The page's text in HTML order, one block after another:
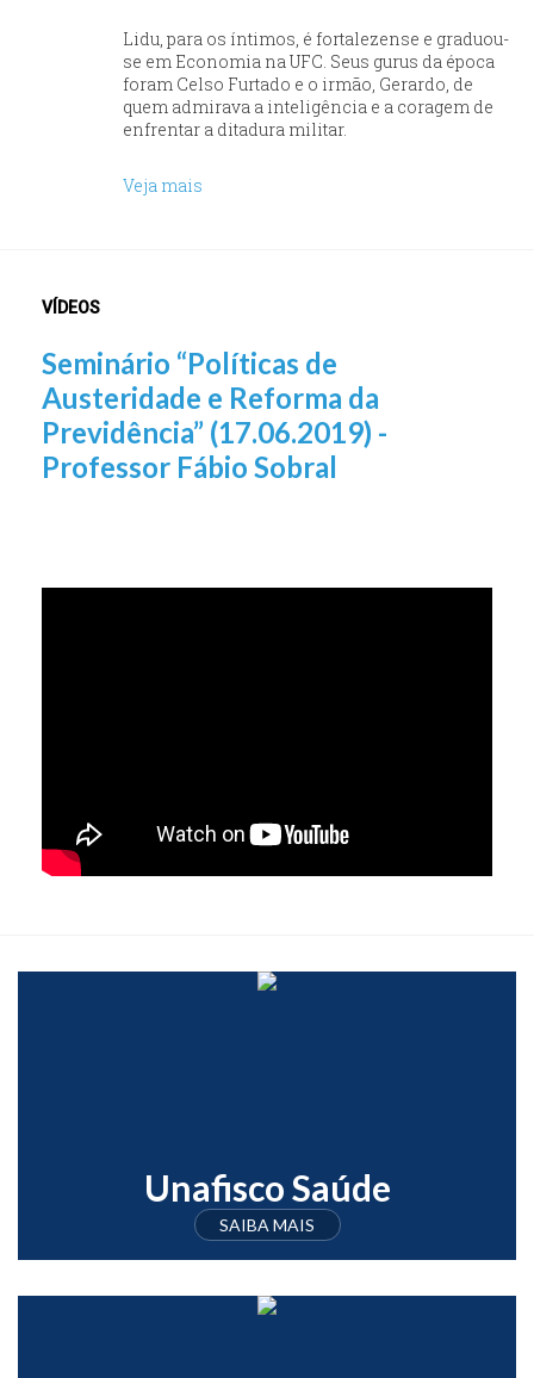
Lidu, para os íntimos, é fortalezense e graduou-
se em Economia na UFC. Seus gurus da época
foram Celso Furtado e o irmão, Gerardo, de
quem admirava a inteligência e a coragem de
enfrentar a ditadura militar.
Veja mais
VÍDEOS
Seminário “Políticas de
Austeridade e Reforma da
Previdência” (17.06.2019) -
Professor Fábio Sobral
Unafisco Saúde
SAIBA MAIS